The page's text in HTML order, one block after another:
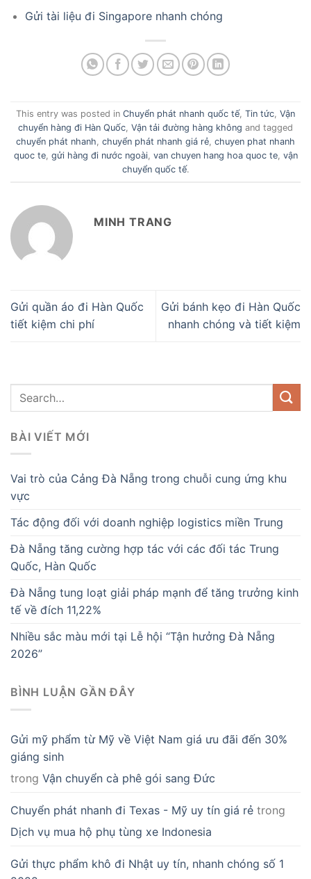
Gửi tài liệu đi Singapore nhanh chóng
This entry was posted in Chuyển phát nhanh quốc tế, Tin tức Vận
chuyển hàng đi Hàn Quốc Vận tải đường hàng không and tagged
chuyển phát nhanh chuyển phát nhanh giá rẻ chuyen phat nhanh
quoc te, gửi hàng đi nước ngoài, van chuyen hang hoa quoc te, vận
chuyển quốc tế.
MINH TRANG
Gửi quần áo đi Hàn Quốc
tiết kiệm chi phí
Gửi bánh kẹo đi Hàn Quốc
nhanh chóng và tiết kiệm
BÀI VIẾT MỚI
Vai trò của Cảng Đà Nẵng trong chuỗi cung ứng khu
vực
Tác động đối với doanh nghiệp logistics miền Trung
Đà Nẵng tăng cường hợp tác với các đối tác Trung
Quốc, Hàn Quốc
Đà Nẵng tung loạt giải pháp mạnh để tăng trưởng kinh
tế về đích 11,22%
Nhiều sắc màu mới tại Lễ hội “Tận hưởng Đà Nẵng
2026”
BÌNH LUẬN GẦN ĐÂY
Gửi mỹ phẩm từ Mỹ về Việt Nam giá ưu đãi đến 30%
giáng sinh
trong Vận chuyển cà phê gói sang Đức
Chuyển phát nhanh đi Texas - Mỹ uy tín giá rẻ trong
Dịch vụ mua hộ phụ tùng xe Indonesia
Gửi thực phẩm khô đi Nhật uy tín, nhanh chóng số 1